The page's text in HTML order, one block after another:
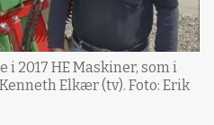
2017 HE Maskiner, som i
Elkær (tv). Foto: Erik